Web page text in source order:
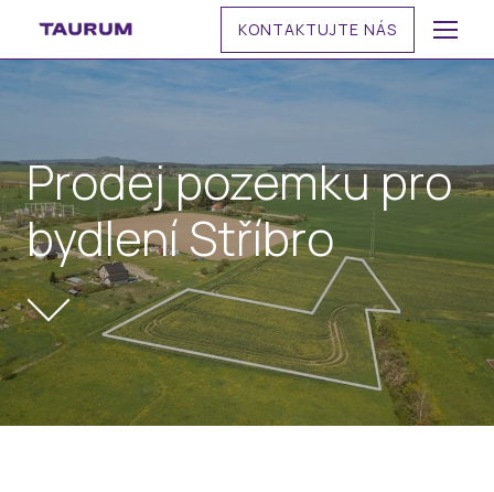
MENU
KONTAKTUJTE NÁS
Prodej pozemku pro
bydlení Stříbro